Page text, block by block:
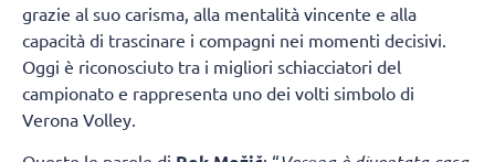
grazie al suo carisma, alla mentalità vincente e alla
capacità di trascinare i compagni nei momenti decisivi.
Oggi è riconosciuto tra i migliori schiacciatori del
campionato e rappresenta uno dei volti simbolo di
Verona Volley.